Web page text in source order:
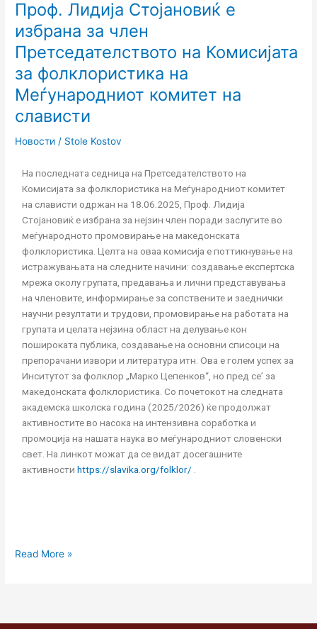
Проф. Лидија Стојановиќ е
избрана за член
Претседателството на Комисијата
за фолклористика на
Меѓународниот комитет на
слависти
Новости / Stole Kostov
На последната седница на Претседателството на
Комисијата за фолклористика на Меѓународниот комитет
на слависти одржан на 18.06.2025, Проф. Лидија
Стојановиќ е избрана за нејзин член поради заслугите во
меѓународното промовирање на македонската
фолклористика. Целта на оваа комисија е поттикнување на
истражувањата на следните начини: создавање експертска
мрежа околу групата, предавања и лични представувања
на членовите, информирање за сопствените и заеднички
научни резултати и трудови, промовирање на работата на
групата и целата нејзина област на делување кон
пошироката публика, создавање на основни списоци на
препорачани извори и литература итн. Ова е голем успех за
Инситутот за фолклор „Марко Цепенков“, но пред се’ за
македонската фолклористика. Со почетокот на следната
академска школска година (2025/2026) ќе продолжат
активностите во насока на интензивна соработка и
промоција на нашата наука во меѓународниот словенски
свет. На линкот можат да се видат досегашните
активностиhttps://slavika.org/folklor/
Проф.
Лидија
Стојановиќ
избрана
за
член
Претседателството
Комисијата
фолклористика
на
Меѓународниот
комитет
на
слависти
Read More »